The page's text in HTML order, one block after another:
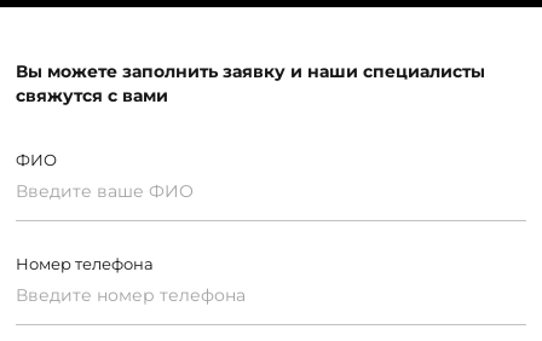
Вы можете заполнить заявку и наши специалисты
свяжутся с вами
ФИО
Номер телефона